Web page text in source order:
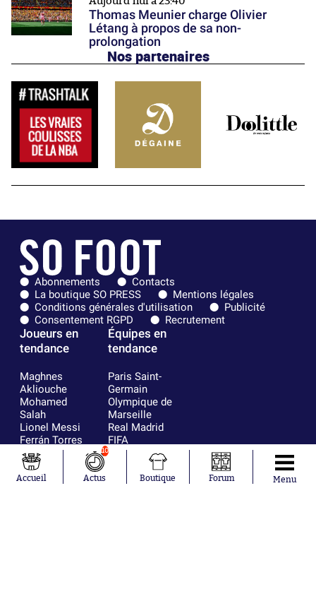
Thomas Meunier charge Olivier
Létang à propos de sa non-
prolongation
Nos partenaires
Abonnements
Contacts
La boutique SO PRESS
Mentions légales
Conditions générales d'utilisation
Publicité
Consentement RGPD
Recrutement
Joueurs en
tendance
Maghnes
Akliouche
Mohamed
Salah
Lionel Messi
Ferrán Torres
Kilian Corredor
Franco
Mastantuono
Équipes en
tendance
Paris Saint-
Germain
Olympique de
Marseille
Real Madrid
FIFA
Olympique
AS Monaco
Accueil
10
Actus Boutique Forum Menu